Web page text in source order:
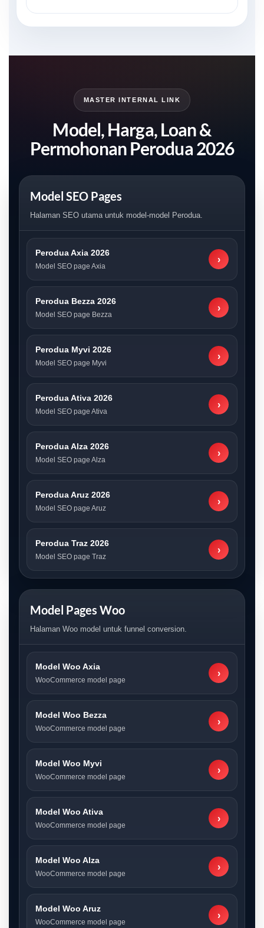
MASTER INTERNAL LINK
Model, Harga, Loan &
Permohonan Perodua 2026
Model SEO Pages
Halaman SEO utama untuk model-model Perodua.
Perodua Axia 2026
Model SEO page Axia
›
Perodua Bezza 2026
Model SEO page Bezza
›
Perodua Myvi 2026
Model SEO page Myvi
›
Perodua Ativa 2026
Model SEO page Ativa
›
Perodua Alza 2026
Model SEO page Alza
›
Perodua Aruz 2026
Model SEO page Aruz
›
Perodua Traz 2026
Model SEO page Traz
›
Model Pages Woo
Halaman Woo model untuk funnel conversion.
Model Woo Axia
WooCommerce model page
›
Model Woo Bezza
WooCommerce model page
›
Model Woo Myvi
WooCommerce model page
›
Model Woo Ativa
WooCommerce model page
›
Model Woo Alza
WooCommerce model page
›
Model Woo Aruz
WooCommerce model page
›